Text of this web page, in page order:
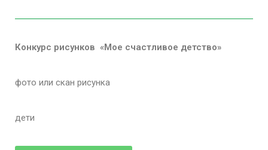
Конкурс рисунков «Мое счастливое детство»
фото или скан рисунка
дети